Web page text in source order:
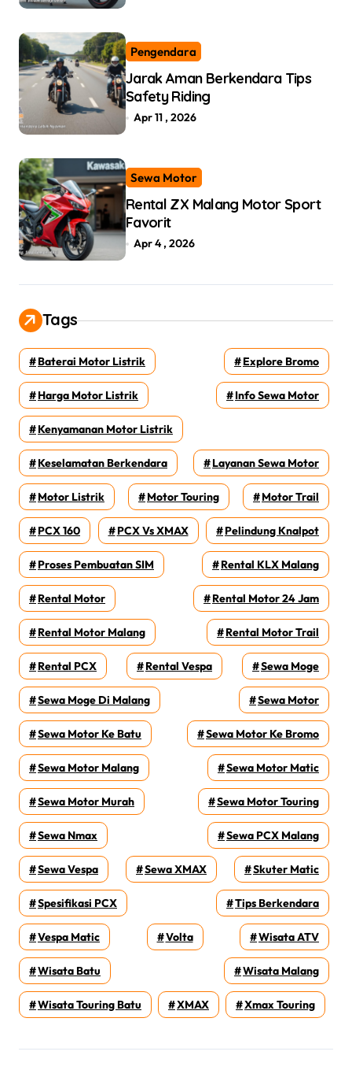
Pengendara
Jarak Aman Berkendara Tips
Safety Riding
Apr 11 , 2026
Sewa Motor
Rental ZX Malang Motor Sport
Favorit
Apr 4 , 2026
Tags
Baterai Motor Listrik Explore Bromo
Harga Motor Listrik Info Sewa Motor
Kenyamanan Motor Listrik
Keselamatan Berkendara Layanan Sewa Motor
Motor Listrik Motor Touring Motor Trail
PCX 160 PCX Vs XMAX Pelindung Knalpot
Proses Pembuatan SIM Rental KLX Malang
Rental Motor Rental Motor 24 Jam
Rental Motor Malang Rental Motor Trail
Rental PCX Rental Vespa Sewa Moge
Sewa Moge Di Malang Sewa Motor
Sewa Motor Ke Batu Sewa Motor Ke Bromo
Sewa Motor Malang Sewa Motor Matic
Sewa Motor Murah Sewa Motor Touring
Sewa Nmax Sewa PCX Malang
Sewa Vespa Sewa XMAX Skuter Matic
Spesifikasi PCX Tips Berkendara
Vespa Matic Volta Wisata ATV
Wisata Batu Wisata Malang
Wisata Touring Batu XMAX Xmax Touring